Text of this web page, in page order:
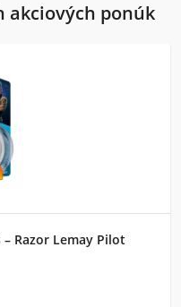
akciových ponúk
Razor Lemay Pilot